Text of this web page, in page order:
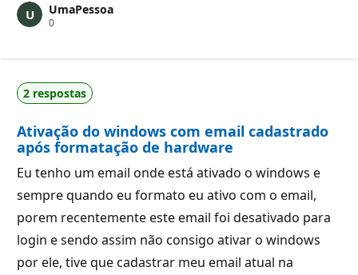
o
s
p
u
t
ç
ã
o
UmaPessoa
0P
s
d
e
e
p
u
t
a
ç
ã
o
2 respostas
Ativação do windows com email cadastrado
após formatação de hardware
Eu tenho um email onde está ativado o windows e
sempre quando eu formato eu ativo com o email,
porem recentemente este email foi desativado para
login e sendo assim não consigo ativar o windows
por ele, tive que cadastrar meu email atual na